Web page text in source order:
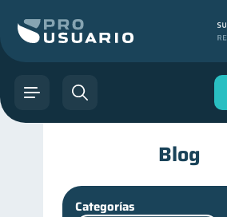
Blog
Categorías